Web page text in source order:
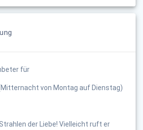
für
von Montag auf Dienstag)
der Liebe! Vielleicht ruft er